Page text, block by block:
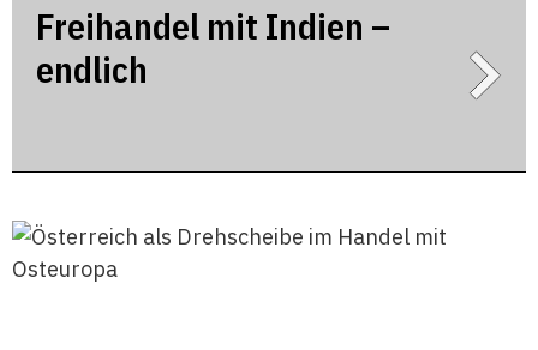
Freihandel mit Indien –
endlich